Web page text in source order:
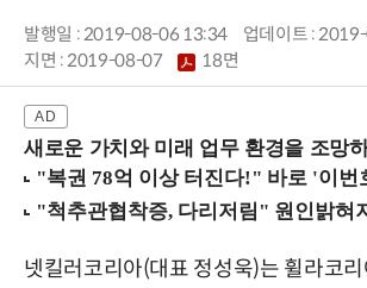
발행일 : 2019-08-06 13:34
업데이트 :
지면 :2019-08-07 18면
새로운 가치와 미래 업무 환경을 조망하는 AI Smart Work Summit
넷킬러코리아(대표 정성욱)는 휠라코